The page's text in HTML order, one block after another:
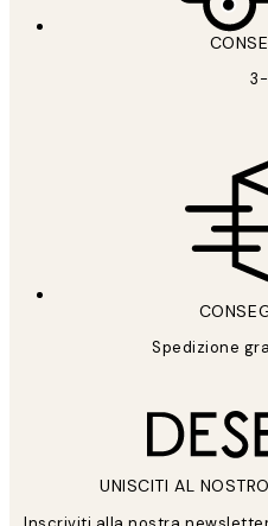
Spedizione
UNISCITI AL